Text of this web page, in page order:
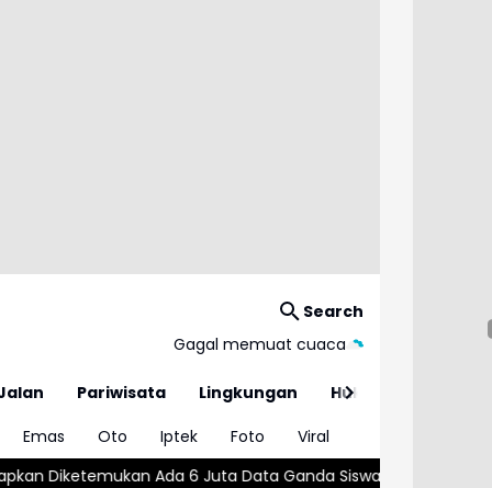
Search
Gagal memuat cuaca
Pariwisata Lingkungan
Hukum
Emas Oto Iptek Foto
Viral
6 Juta Data Ganda Siswa Penerima MBG Wajar atau